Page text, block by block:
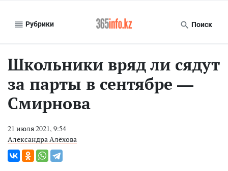
Рубрики Поиск
Школьники вряд ли сядут
за парты в сентябре —
Смирнова
21 июля 2021, 9:54
Александра Алёхова